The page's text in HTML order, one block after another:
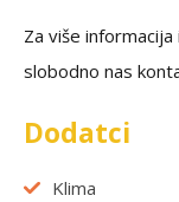
Za više
slobodno nas
Dodatci
Klima